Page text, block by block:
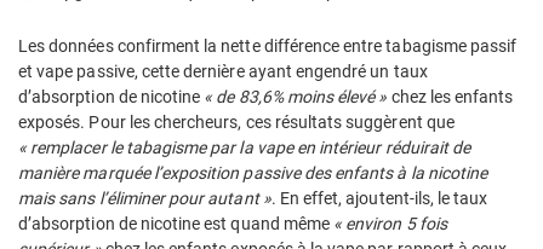
Les données confirment la nette différence entre tabagisme passif
et vape passive, cette dernière ayant engendré un taux
d’absorption de nicotine « de 83,6% moins élevé » chez les enfants
exposés. Pour les chercheurs, ces résultats suggèrent que
« remplacer le tabagisme par la vape en intérieur réduirait de
manière marquée l’exposition passive des enfants à la nicotine
mais sans l’éliminer pour autant ». En effet, ajoutent-ils, le taux
d’absorption de nicotine est quand même « environ 5 fois